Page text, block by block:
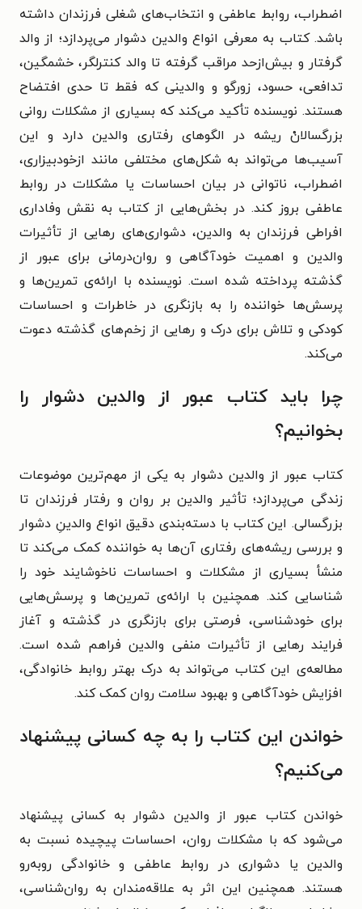
اضطراب، روابط عاطفی و انتخاب‌های شغلی فرزندان داشته
باشد. کتاب به معرفی انواع والدین دشوار می‌پردازد؛ از والد
گرفتار و بیش‌ازحد مراقب گرفته تا والد کنترلگر، خشمگین،
تدافعی، حسود، زورگو و والدینی که فقط تا حدی افتضاح
هستند. نویسنده تأکید می‌کند که بسیاری از مشکلات روانی
بزرگسالانْ ریشه در الگوهای رفتاری والدین دارد و این
آسیب‌ها می‌تواند به شکل‌های مختلفی مانند ازخودبیزاری،
اضطراب، ناتوانی در بیان احساسات یا مشکلات در روابط
عاطفی بروز کند. در بخش‌هایی از کتاب به نقش وفاداری
افراطی فرزندان به والدین، دشواری‌های رهایی از تأثیرات
والدین و اهمیت خودآگاهی و روان‌درمانی برای عبور از
گذشته پرداخته شده است. نویسنده با ارائه‌ی تمرین‌ها و
پرسش‌ها خواننده را به بازنگری در خاطرات و احساسات
کودکی و تلاش برای درک و رهایی از زخم‌های گذشته دعوت
می‌کند.
چرا باید کتاب عبور از والدین دشوار را
بخوانیم؟
کتاب عبور از والدین دشوار به یکی از مهم‌ترین موضوعات
زندگی می‌پردازد؛ تأثیر والدین بر روان و رفتار فرزندان تا
بزرگسالی. این کتاب با دسته‌بندی دقیق انواع والدینِ دشوار
و بررسی ریشه‌های رفتاری آن‌ها به خواننده کمک می‌کند تا
منشأ بسیاری از مشکلات و احساسات ناخوشایند خود را
شناسایی کند. همچنین با ارائه‌ی تمرین‌ها و پرسش‌هایی
برای خودشناسی، فرصتی برای بازنگری در گذشته و آغاز
فرایند رهایی از تأثیرات منفی والدین فراهم شده است.
مطالعه‌ی این کتاب می‌تواند به درک بهتر روابط خانوادگی،
افزایش خودآگاهی و بهبود سلامت روان کمک کند.
خواندن این کتاب را به چه کسانی پیشنهاد
می‌کنیم؟
خواندن کتاب عبور از والدین دشوار به کسانی پیشنهاد
می‌شود که با مشکلات روان، احساسات پیچیده نسبت به
والدین یا دشواری در روابط عاطفی و خانوادگی روبه‌رو
هستند. همچنین این اثر به علاقه‌مندان به روان‌شناسی،